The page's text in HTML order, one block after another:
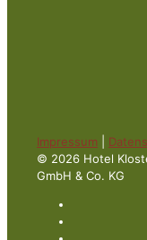
Impressum
© 2026 Hotel
GmbH & Co. KG